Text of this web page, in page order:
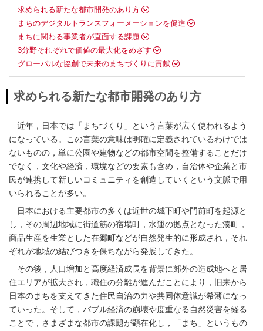
求められる新たな都市開発のあり方
まちのデジタルトランスフォーメーションを促進
まちに関わる事業者が直面する課題
3分野それぞれで価値の最大化をめざす
グローバルな協創で未来のまちづくりに貢献
求められる新たな都市開発のあり方
近年，日本では「まちづくり」という言葉が広く使われるよう
になっている。この言葉の意味は明確に定義されているわけでは
ないものの，単に公園や建物などの都市空間を整備することだけ
でなく，文化や経済，環境などの要素も含め，自治体や企業と市
民が連携して新しいコミュニティを創造していくという文脈で用
いられることが多い。
日本における主要都市の多くは近世の城下町や門前町を起源と
し，その周辺地域に街道筋の宿場町，水運の拠点となった湊町，
商品生産を生業とした在郷町などが自然発生的に形成され，それ
ぞれが地域の結びつきを保ちながら発展してきた。
その後，人口増加と高度経済成長を背景に郊外の造成地へと居
住エリアが拡大され，職住の分離が進んだことにより，旧来から
日本のまちを支えてきた住民自治の力や共同体意識が希薄になっ
ていった。そして，バブル経済の崩壊や度重なる自然災害を経る
ことで，さまざまな都市の課題が顕在化し，「まち」というもの